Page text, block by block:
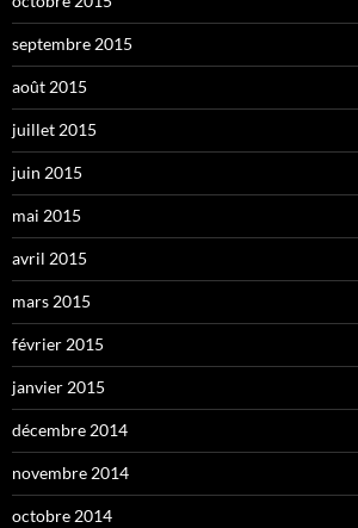
septembre 2015
août 2015
juillet 2015
juin 2015
mai 2015
avril 2015
mars 2015
février 2015
janvier 2015
décembre 2014
novembre 2014
octobre 2014